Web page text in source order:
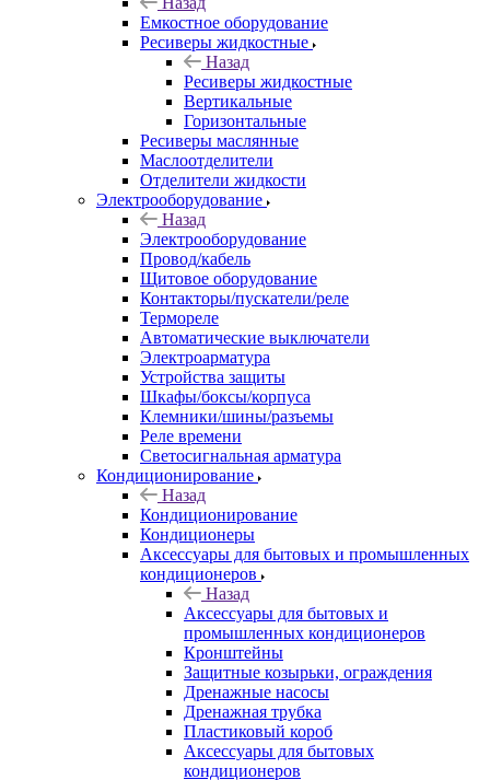
Емкостное оборудование
Ресиверы жидкостные
Назад
Ресиверы жидкостные
Вертикальные
Горизонтальные
Ресиверы маслянные
Маслоотделители
Отделители жидкости
Электрооборудование
Назад
Электрооборудование
Провод/кабель
Щитовое оборудование
Контакторы/пускатели/реле
Термореле
Автоматические выключатели
Электроарматура
Устройства защиты
Шкафы/боксы/корпуса
Клемники/шины/разъемы
Реле времени
Светосигнальная арматура
Кондиционирование
Назад
Кондиционирование
Кондиционеры
Аксессуары для бытовых и промышленных
кондиционеров
Назад
Аксессуары для бытовых и
промышленных кондиционеров
Кронштейны
Защитные козырьки, ограждения
Дренажные насосы
Дренажная трубка
Пластиковый короб
Аксессуары для бытовых
кондиционеров